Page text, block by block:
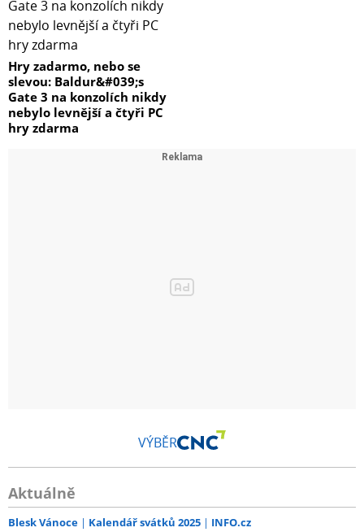
Hry zadarmo, nebo se
slevou: Baldur&#039;s
Gate 3 na konzolích nikdy
nebylo levnější a čtyři PC
hry zdarma
VÝBĚR
Aktuálně
Blesk Vánoce Kalendář svátků 2025 INFO.cz